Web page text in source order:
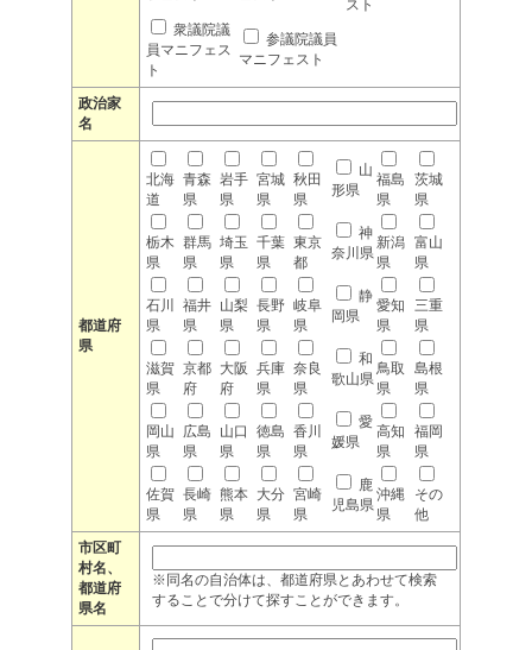
スト
衆議院議
員マニフェス
ト
参議院議員
マニフェスト
政治家
名
都道府
県
北海
道
青森
県
岩手
県
宮城
県
秋田
県
山
形県
福島
県
茨城
県
栃木
県
群馬
県
埼玉
県
千葉
県
東京
都
神
奈川県
新潟
県
富山
県
石川
県
福井
県
山梨
県
長野
県
岐阜
県
静
岡県
愛知
県
三重
県
滋賀
県
京都
府
大阪
府
兵庫
県
奈良
県
和
歌山県
鳥取
県
島根
県
岡山
県
広島
県
山口
県
徳島
県
香川
県
愛
媛県
高知
県
福岡
県
佐賀
県
長崎
県
熊本
県
大分
県
宮崎
県
鹿
児島県
沖縄
県
その
他
市区町
村名、
都道府
県名
※同名の自治体は、都道府県とあわせて検索
することで分けて探すことができます。